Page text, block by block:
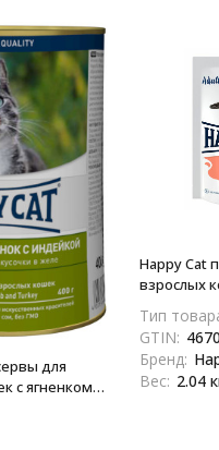
для
с ягненком и
Happy Cat
взрослых
85 г х 24 шт
Тип
GTIN:
Бренд:
Вес: 2.04